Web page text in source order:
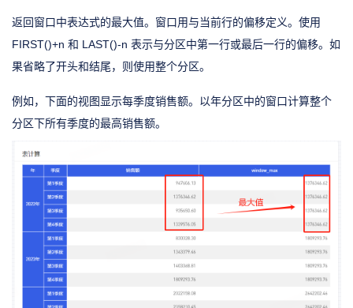
返回窗口中表达式的最大值。窗口用与当前行的偏移定义。使用
FIRST()+n 和 LAST()-n 表示与分区中第一行或最后一行的偏移。如
果省略了开头和结尾，则使用整个分区。
例如，下面的视图显示每季度销售额。以年分区中的窗口计算整个
分区下所有季度的最高销售额。